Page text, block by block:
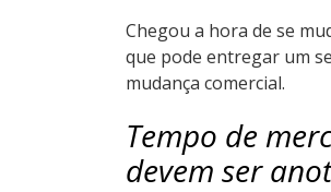
Chegou a hora de se
que pode entregar um
mudança comercial.
Tempo de
devem ser